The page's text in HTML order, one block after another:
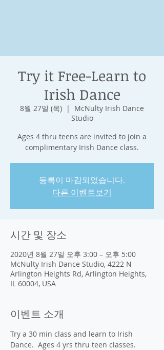
Try it Free-Learn to
Irish Dance
8월 27일 (목)
  |
McNulty Irish Dance
Studio
Ages 4 thru teens are invited to join a
complimentary Irish Dance class.
등록이 마감되었습니다.
다른 이벤트보기
시간 및 장소
2020년 8월 27일 오후 3:00 – 오후 5:00
McNulty Irish Dance Studio, 4222 N
Arlington Heights Rd, Arlington Heights,
IL 60004, USA
이벤트 소개
Try a 30 min class and learn to Irish
Dance.  Ages 4 yrs thru teen classes.